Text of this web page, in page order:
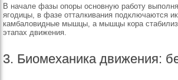
В начале фазы опоры основную работу
ягодицы, в фазе отталкивания подключаются
камбаловидные мышцы, а мышцы кора
этапах движения.
3. Биомеханика движения: